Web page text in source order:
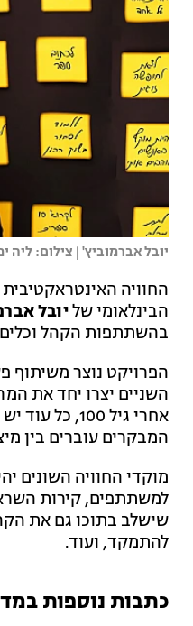
יובל אברמוביץ' | צילום: ליה
החוויה
הבינלאומי שליובל
בהשתתפות הקהל
הפרויקט נוצר משיתוף
אחרי גיל
המבקרים עוברים בין
מוקדי החוויה השונים
למשתתפים, קירות
שישלב בתוכו גם את
להתמקד, ועוד.
כתבות נוספות